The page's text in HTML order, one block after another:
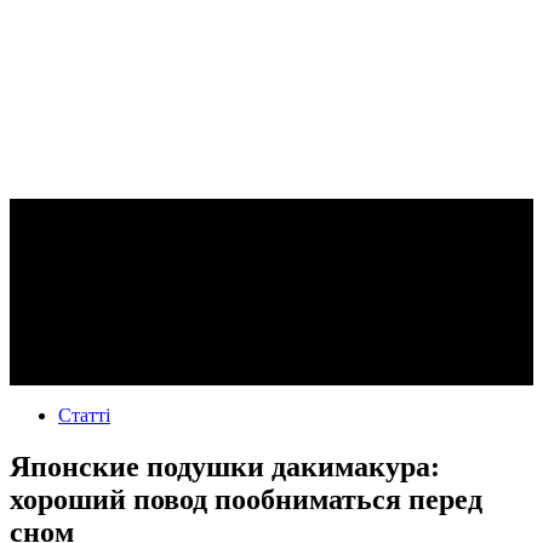
Статті
Японские подушки дакимакура:
хороший повод пообниматься перед
сном